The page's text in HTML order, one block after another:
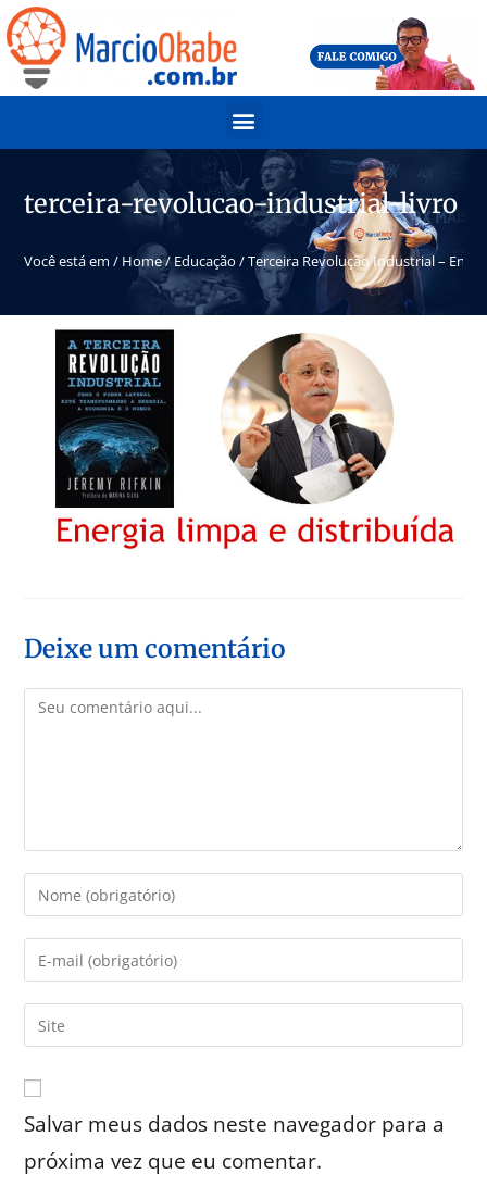
terceira-revolucao-industrial-livro
Você está em / Home/Educação /Terceira Revolução Industrial –
Deixe um comentário
Salvar meus dados neste navegador para a
próxima vez que eu comentar.